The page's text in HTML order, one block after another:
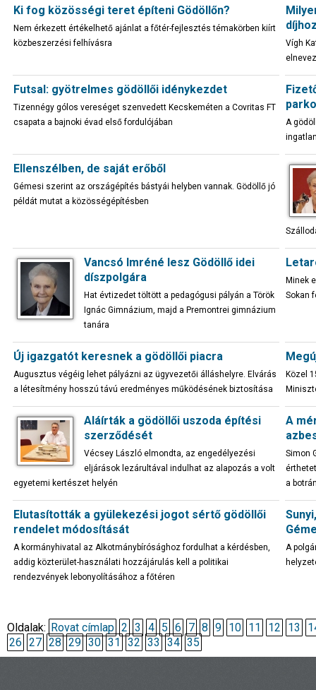
Ki fog közösségi teret építeni Gödöllőn?
Nem érkezett értékelhető ajánlat a főtér-fejlesztés témakörben kiírt
közbeszerzési felhívásra
Vígh
Futsal: gyötrelmes gödöllői idénykezdet
Tizennégy gólos vereséget szenvedett Kecskeméten a Covritas FT
csapata a bajnoki évad első fordulójában
A
Ellenszélben, de saját erőből
Gémesi szerint az országépítés bástyái helyben vannak. Gödöllő jó
példát mutat a közösségépítésben
Vancsó Imréné lesz Gödöllő idei
díszpolgára
Hat évtizedet töltött a pedagógusi pályán a Török
Ignác Gimnázium, majd a Premontrei gimnázium
tanára
Minek
Sokan
Új igazgatót keresnek a gödöllői piacra
Augusztus végéig lehet pályázni az ügyvezetői álláshelyre. Elvárás
a létesítmény hosszú távú eredményes működésének biztosítása
Közel
Aláírták a gödöllői uszoda építési
szerződését
Vécsey László elmondta, az engedélyezési
eljárások lezárultával indulhat az alapozás a volt
egyetemi kertészet helyén
A
Simon
a
Elutasították a gyülekezési jogot sértő gödöllői
rendelet módosítását
A kormányhivatal az Alkotmánybírósághoz fordulhat a kérdésben,
addig közterület-használati hozzájárulás kell a politikai
rendezvények lebonyolításához a főtéren
A
Oldalak: Rovat címlap 2 3 4 5 6 7 8 9 10 11 12 13
26 27 28 29 30 31 32 33 34 35